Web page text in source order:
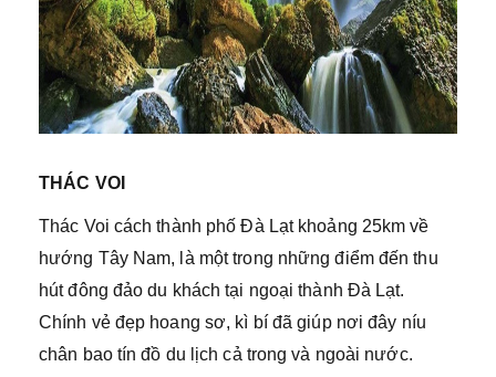
THÁC VOI
Thác Voi cách thành phố Đà Lạt khoảng 25km về
hướng Tây Nam, là một trong những điểm đến thu
hút đông đảo du khách tại ngoại thành Đà Lạt.
Chính vẻ đẹp hoang sơ, kì bí đã giúp nơi đây níu
chân bao tín đồ du lịch cả trong và ngoài nước.